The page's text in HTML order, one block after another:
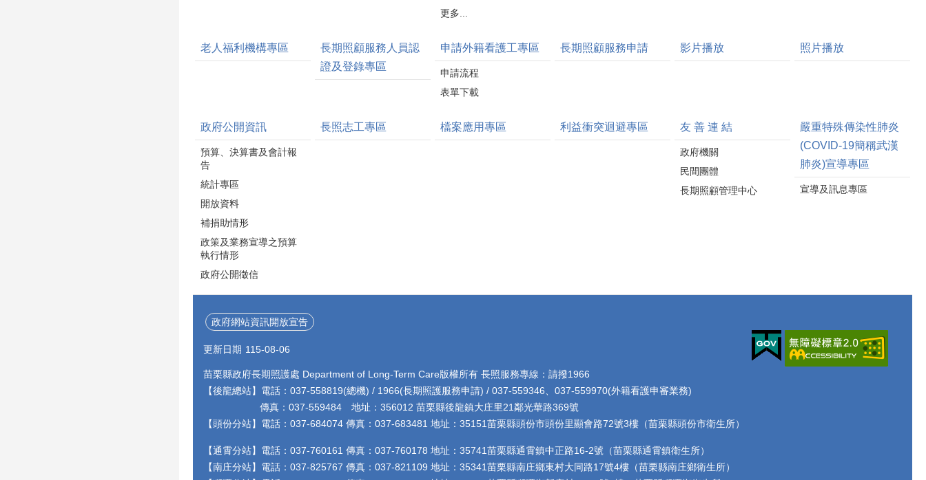
更多...
老人福利機構專區
長期照顧服務人員認
證及登錄專區
申請外籍看護工專區
申請流程
表單下載
長期照顧服務申請 影片播放 照片播放
政府公開資訊
預算、決算書及會計報
告
統計專區
開放資料
補捐助情形
政策及業務宣導之預算
執行情形
政府公開徵信
長照志工專區 檔案應用專區 利益衝突迴避專區 友 善 連 結
政府機關
民間團體
長期照顧管理中心
嚴重特殊傳染性肺炎
(COVID-19簡稱武漢
肺炎)宣導專區
宣導及訊息專區
政府網站資訊開放宣告
更新日期 115-08-06
苗栗縣政府長期照護處 Department of Long-Term Care版權所有 長照服務專線：請撥1966
【後龍總站】電話：037-558819(總機) / 1966(長期照護服務申請) / 037-559346、037-559970(外籍看護申審業務)
傳真：037-559484 地址：356012 苗栗縣後龍鎮大庄里21鄰光華路369號
【頭份分站】電話：037-684074 傳真：037-683481 地址：35151苗栗縣頭份市頭份里顯會路72號3樓（苗栗縣頭份市衛生所）
【通霄分站】電話：037-760161 傳真：037-760178 地址：35741苗栗縣通霄鎮中正路16-2號（苗栗縣通霄鎮衛生所）
【南庄分站】電話：037-825767 傳真：037-821109 地址：35341苗栗縣南庄鄉東村大同路17號4樓（苗栗縣南庄鄉衛生所）